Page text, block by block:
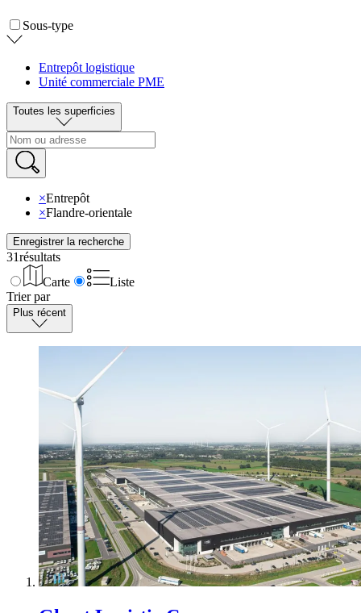
Sous-type
Entrepôt logistique
Unité commerciale PME
Toutes les superficies
×Entrepôt
×Flandre-orientale
Enregistrer la recherche
31résultats
Carte
Liste
Trier par
Plus récent